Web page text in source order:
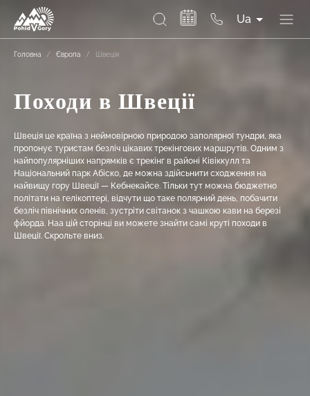
Ua
Головна / Європа / Швеція
Походи в Швеції
Швеція це країна з неймовірною природою заполярної тундри, яка
пропонує туристам безліч цікавих трекінгових маршрутів. Одним з
найпопулярніших напрямків є трекінг в районі Ківіккулл та
Національний парк Абіско, де можна здійсьнити сходження на
найвищу гору Швеції — Кебнекайсе. Тільки тут можна бюджетно
політати на гелікоптері, відчути що таке полярний день, побачити
безліч північних оленів, зустріти світанок з чашкою кави на березі
фйорда. Наа цій сторінці ви можете знайти самі круті походи в
Швеції. Скрольте вниз.